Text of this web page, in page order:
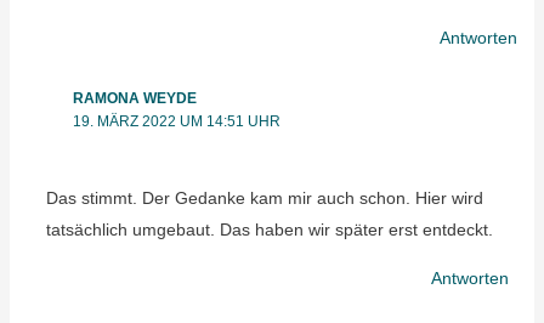
Antworten
RAMONA WEYDE
19. MÄRZ 2022 UM 14:51 UHR
Das stimmt. Der Gedanke kam mir auch schon. Hier wird
tatsächlich umgebaut. Das haben wir später erst entdeckt.
Antworten